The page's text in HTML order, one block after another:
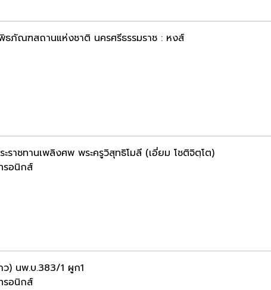
ธภัณฑสถานแห่งชาติ นครศรีธรรมราช : หงส์
ราชทานเพลิงศพ พระครูวิสุทธิโมลี (เอี่ยม โชติจิตฺโต)
รอนิกส์
ว) นพ.บ.383/1 ผูก1
รอนิกส์